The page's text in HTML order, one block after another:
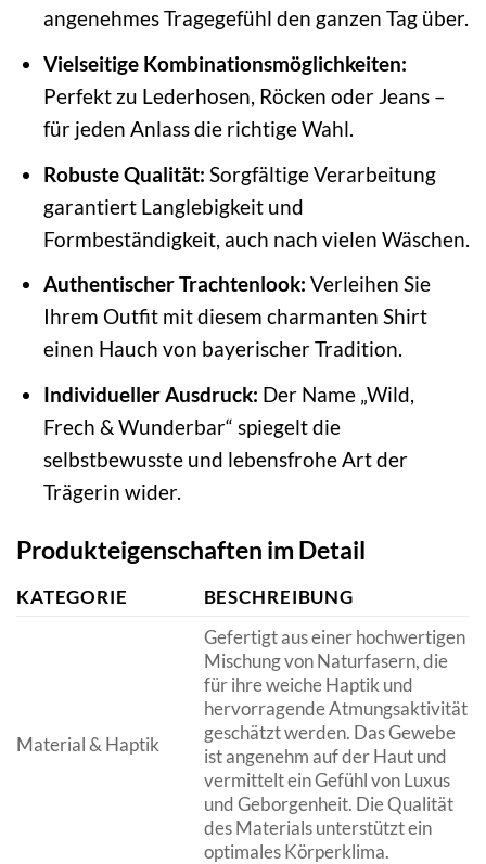
angenehmes Tragegefühl den ganzen Tag über.
Vielseitige Kombinationsmöglichkeiten:
Perfekt zu Lederhosen, Röcken oder Jeans –
für jeden Anlass die richtige Wahl.
Robuste Qualität: Sorgfältige Verarbeitung
garantiert Langlebigkeit und
Formbeständigkeit, auch nach vielen Wäschen.
Authentischer Trachtenlook: Verleihen Sie
Ihrem Outfit mit diesem charmanten Shirt
einen Hauch von bayerischer Tradition.
Individueller Ausdruck: Der Name „Wild,
Frech & Wunderbar“ spiegelt die
selbstbewusste und lebensfrohe Art der
Trägerin wider.
Produkteigenschaften im Detail
KATEGORIE BESCHREIBUNG
Material & Haptik
Gefertigt aus einer hochwertigen
Mischung von Naturfasern, die
für ihre weiche Haptik und
hervorragende Atmungsaktivität
geschätzt werden. Das Gewebe
ist angenehm auf der Haut und
vermittelt ein Gefühl von Luxus
und Geborgenheit. Die Qualität
des Materials unterstützt ein
optimales Körperklima.